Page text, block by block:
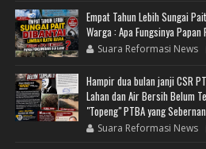
Empat Tahun Lebih Sungai
Warga : Apa Fungsinya Papan
Suara Reformasi News
Hampir dua bulan janji CSR
Lahan dan Air Bersih Belum
"Topeng" PTBA yang
Suara Reformasi News